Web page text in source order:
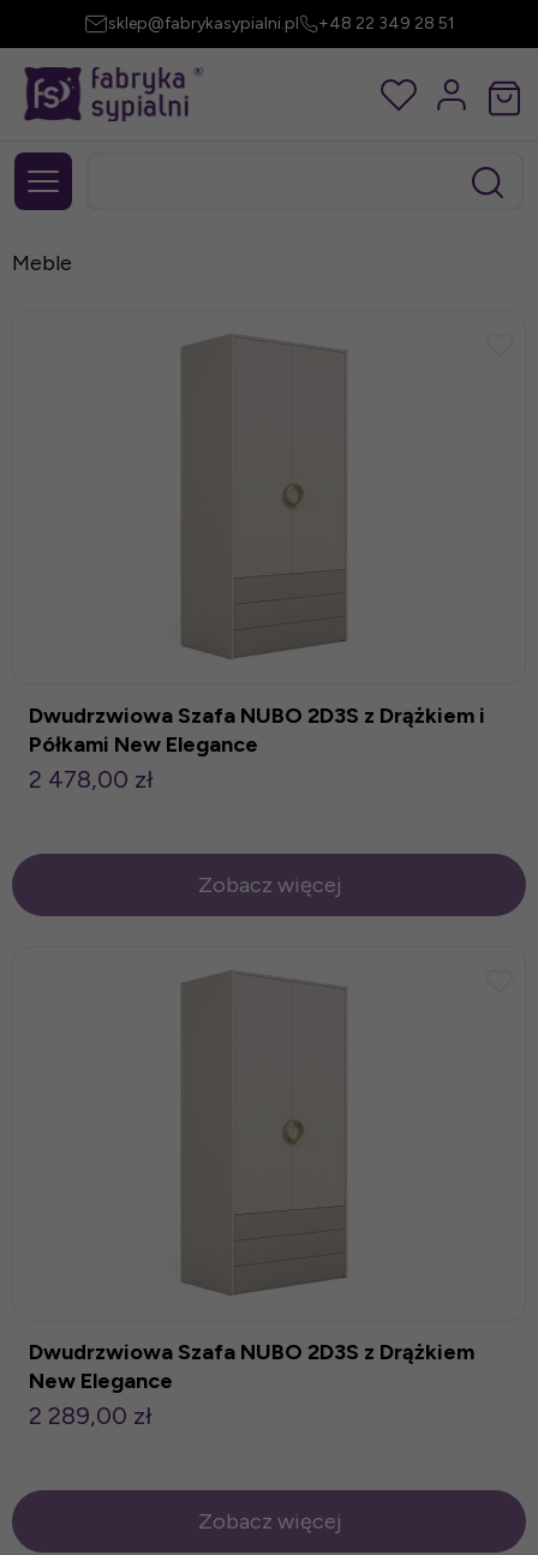
sklep@fabrykasypialni.pl +48 22 349 28 51
Meble
Dwudrzwiowa Szafa NUBO 2D3S z Drążkiem i
Półkami New Elegance
2 478,00 zł
Zobacz więcej
Dwudrzwiowa Szafa NUBO 2D3S z Drążkiem
New Elegance
2 289,00 zł
Zobacz więcej